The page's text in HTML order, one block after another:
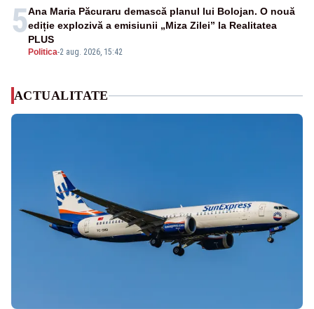
5
Politica-2 aug. 2026, 15:42
Ana Maria Păcuraru demască planul lui Bolojan. O nouă
ediție explozivă a emisiunii „Miza Zilei” la Realitatea
PLUS
ACTUALITATE